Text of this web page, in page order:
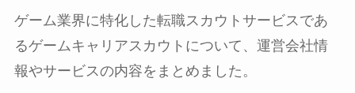
ゲーム業界に特化した転職スカウトサービスであ
るゲームキャリアスカウトについて、運営会社情
報やサービスの内容をまとめました。